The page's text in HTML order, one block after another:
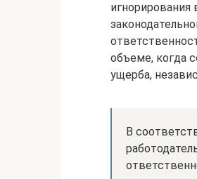
игнорирования
объеме, когда
ущерба,
В